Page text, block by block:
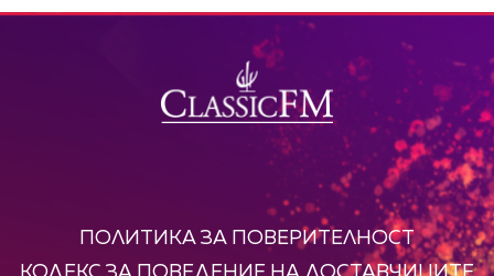
ПОЛИТИКА ЗА ПОВЕРИТЕЛНОСТ